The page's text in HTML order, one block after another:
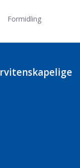
Formidling